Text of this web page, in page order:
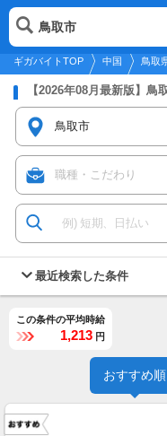
2026年8月8日更新
ギガバイトTOP 中国 鳥取
鳥取市
【2026年08月最新版】鳥取県 鳥
鳥取市
職種・こだわり
最近検索した条件
この条件の平均時給
1,213 円
おすすめ順